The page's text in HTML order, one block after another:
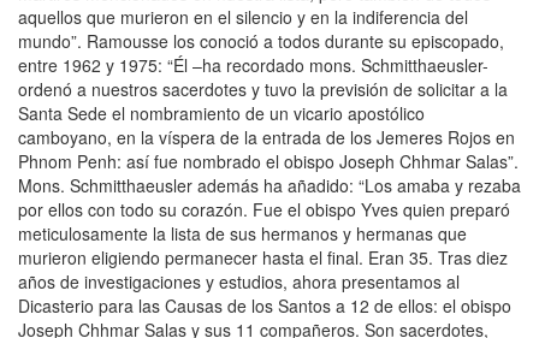
aquellos que murieron en el silencio y en la indiferencia del
mundo”. Ramousse los conoció a todos durante su episcopado,
entre 1962 y 1975: “Él –ha recordado mons. Schmitthaeusler-
ordenó a nuestros sacerdotes y tuvo la previsión de solicitar a la
Santa Sede el nombramiento de un vicario apostólico
camboyano, en la víspera de la entrada de los Jemeres Rojos en
Phnom Penh: así fue nombrado el obispo Joseph Chhmar Salas”.
Mons. Schmitthaeusler además ha añadido: “Los amaba y rezaba
por ellos con todo su corazón. Fue el obispo Yves quien preparó
meticulosamente la lista de sus hermanos y hermanas que
murieron eligiendo permanecer hasta el final. Eran 35. Tras diez
años de investigaciones y estudios, ahora presentamos al
Dicasterio para las Causas de los Santos a 12 de ellos: el obispo
Joseph Chhmar Salas y sus 11 compañeros. Son sacerdotes,